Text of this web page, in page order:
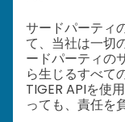
サードパーティ
て、当社は一切
ードパーティの
ら生じるすべて
TIGER APIを使
っても、責任を